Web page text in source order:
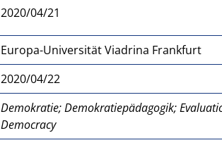
2020/04/21
Europa-Universität Viadrina Frankfurt
2020/04/22
Demokratie; Demokratiepädagogik;
Democracy